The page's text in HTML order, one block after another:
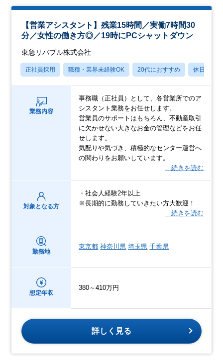
【営業アシスタント】残業15時間／実働7時間30
分／女性の働き方◎／19時にPCシャットダウン
東急リバブル株式会社
正社員採用 職種・業界未経験OK 20代におすすめ 休日120日
業務内容
事務職（正社員）として、各営業所でのア
シスタント業務をお任せします。
営業員のサポートはもちろん、不動産取引
に欠かせない大きなお金の管理などをお任
せします。
気配りや気づき、積極的なセンター運営へ
の関わりをお願いしています。
…続きを読む
対象となる方
・社会人経験2年以上
※長期的に勤務していきたい方大歓迎！
…続きを読む
勤務地
東京都 神奈川県 埼玉県 千葉県
想定年収
380～410万円
詳しく見る